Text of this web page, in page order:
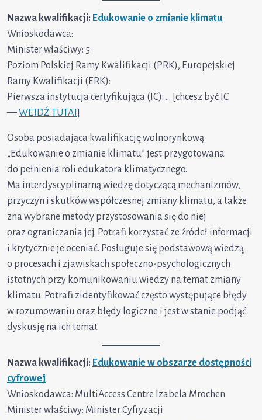
Nazwa kwalifikacji: Edukowanie o zmianie klimatu
Wnioskodawca:
Minister właściwy: 5
Poziom Polskiej Ramy Kwalifikacji (PRK), Europejskiej
Ramy Kwalifikacji (ERK):
Pierwsza instytucja certyfikująca (IC): … [chcesz być IC
—WEJDŹ TUTAJ
Osoba posiadająca kwalifikację wolnorynkową
„Edukowanie o zmianie klimatu” jest przygotowana
do pełnienia roli edukatora klimatycznego.
Ma interdyscyplinarną wiedzę dotyczącą mechanizmów,
przyczyn i skutków współczesnej zmiany klimatu, a także
zna wybrane metody przystosowania się do niej
oraz ograniczania jej. Potrafi korzystać ze źródeł informacji
i krytycznie je oceniać. Posługuje się podstawową wiedzą
o procesach i zjawiskach społeczno-psychologicznych
istotnych przy komunikowaniu wiedzy na temat zmiany
klimatu. Potrafi zidentyfikować często występujące błędy
w rozumowaniu oraz błędy logiczne i jest w stanie podjąć
dyskusję na ich temat.
Nazwa kwalifikacji: Edukowanie w obszarze dostępności
cyfrowej
Wnioskodawca: MultiAccess Centre Izabela Mrochen
Minister właściwy: Minister Cyfryzacji